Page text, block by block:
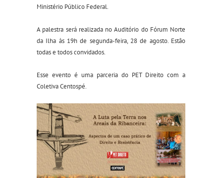
Ministério Público Federal.
A palestra será realizada no Auditório do Fórum Norte
da Ilha às 19h de segunda-feira, 28 de agosto. Estão
todas e todos convidados.
Esse evento é uma parceria do PET Direito com a
Coletiva Centospé.